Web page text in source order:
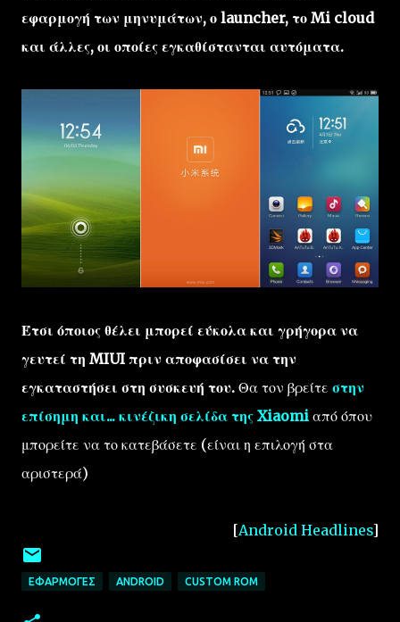
εφαρμογή των μηνυμάτων, ο launcher, το Mi cloud
και άλλες, οι οποίες εγκαθίστανται αυτόματα.
Έτσι όποιος θέλει μπορεί εύκολα και γρήγορα να
γευτεί τη MIUI πριν αποφασίσει να την
εγκαταστήσει στη συσκευή του. Θα τον βρείτε στην
επίσημη και... κινέζικη σελίδα της Xiaomi από όπου
μπορείτε να το κατεβάσετε (είναι η επιλογή στα
αριστερά)
[Android Headlines]
ΕΦΑΡΜΟΓΈΣ ANDROID CUSTOM ROM